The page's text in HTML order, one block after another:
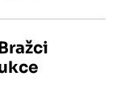
poznávání
prostor pro